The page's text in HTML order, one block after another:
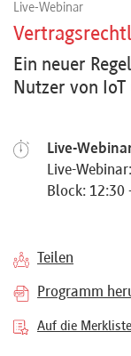
Webinare
e-
Referenten
Kontakt
Live-Webinar
Ein neuer
Nutzer von
Live-
Live-
Block: 12:30
Teilen
Programm
Auf die Merkliste